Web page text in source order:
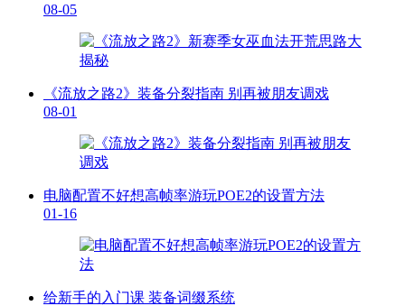
08-05
《流放之路2》装备分裂指南 别再被朋友调戏
08-01
电脑配置不好想高帧率游玩POE2的设置方法
01-16
给新手的入门课 装备词缀系统